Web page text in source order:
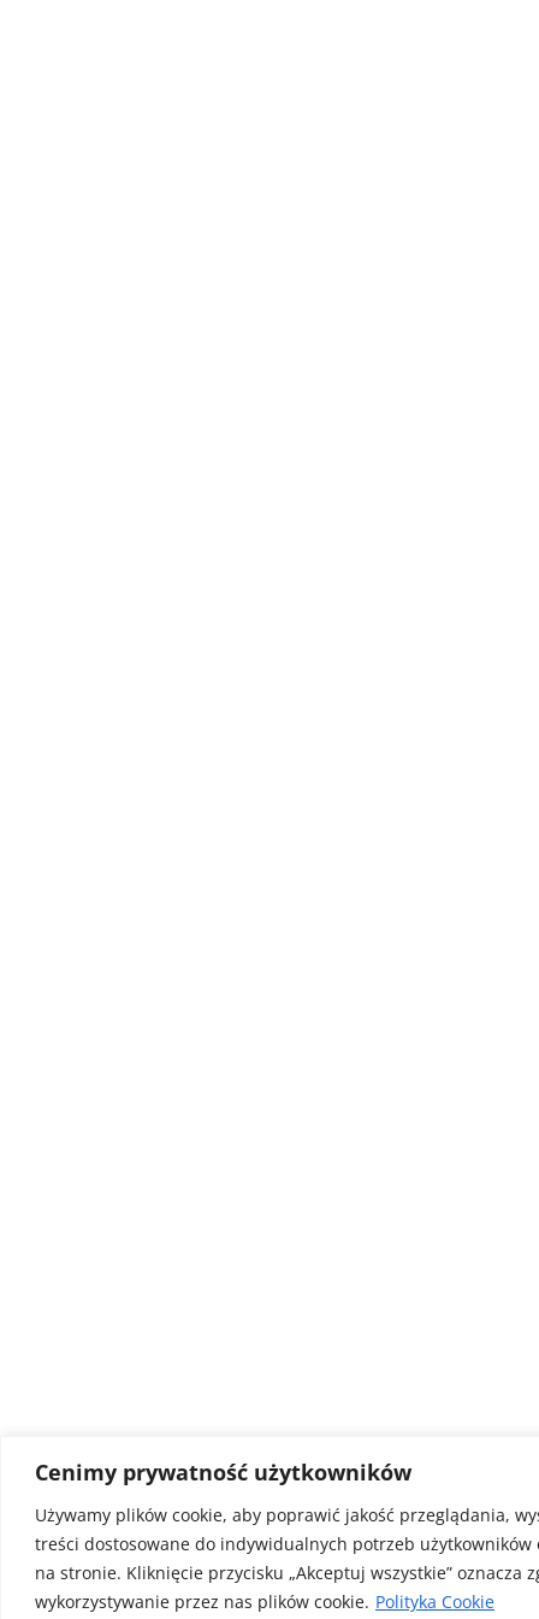
Cenimy prywatność użytkowników
Używamy plików cookie, aby poprawić jakość przeglądania,
treści dostosowane do indywidualnych potrzeb użytkowników
na stronie. Kliknięcie przycisku „Akceptuj wszystkie” oznacza
wykorzystywanie przez nas plików cookie. Polityka Cookie